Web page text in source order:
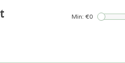
Min: €0